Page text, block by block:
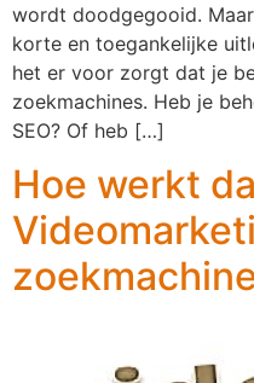
wordt doodgegooid.
korte en toegankelijke
het er voor zorgt dat je
zoekmachines. Heb je
SEO? Of heb […]
Hoe werkt